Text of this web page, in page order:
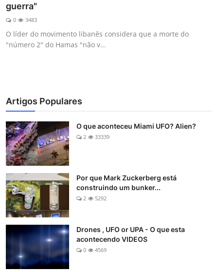
guerra"
0 3483
O líder do movimento libanês considera que a morte do
"número 2" do Hamas "não v...
Artigos Populares
O que aconteceu Miami UFO? Alien?
2 33339
Por que Mark Zuckerberg está
construindo um bunker...
2 5292
Drones , UFO or UPA - O que esta
acontecendo VIDEOS
0 4569